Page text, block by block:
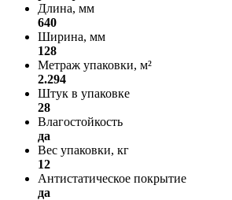
Длина, мм
640
Ширина, мм
128
Метраж упаковки, м²
2.294
Штук в упаковке
28
Влагостойкость
да
Вес упаковки, кг
12
Антистатическое покрытие
да